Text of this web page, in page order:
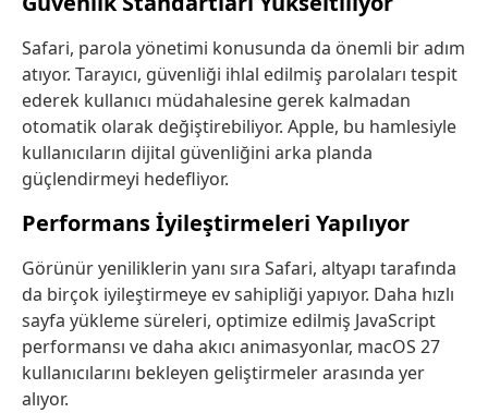
Safari, parola yönetimi konusunda da önemli bir adım
atıyor. Tarayıcı, güvenliği ihlal edilmiş parolaları tespit
ederek kullanıcı müdahalesine gerek kalmadan
otomatik olarak değiştirebiliyor. Apple, bu hamlesiyle
kullanıcıların dijital güvenliğini arka planda
güçlendirmeyi hedefliyor.
Performans İyileştirmeleri Yapılıyor
Görünür yeniliklerin yanı sıra Safari, altyapı tarafında
da birçok iyileştirmeye ev sahipliği yapıyor. Daha hızlı
sayfa yükleme süreleri, optimize edilmiş JavaScript
performansı ve daha akıcı animasyonlar, macOS 27
kullanıcılarını bekleyen geliştirmeler arasında yer
alıyor.